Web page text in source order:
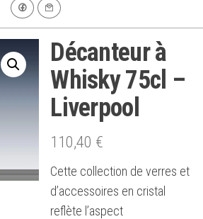
Décanteur à
Whisky 75cl –
Liverpool
110,40 €
Cette collection de verres et
d’accessoires en cristal
reflète l’aspect